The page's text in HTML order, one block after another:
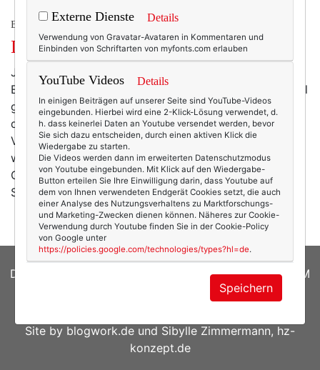
BEAUTY & FASHION
Der Chanel’sche Sommerstiefel.
Ja, es ist wahr: Dieser Winter nimmt und nimmt kein
Ende. Wer sich nun mittlerweile so sehr an seine Stiefel
gewöhnt hat, dass er auch im Sommer unmöglich
darauf verzichten kann - nun, für den hat Chanel was.
Voilà - le Sommerstiefel: Gefunden hier, in einer
wahren Wunderwelt an Schuhen. Dazu bei geeigneter
Gelegenheit mehr. Und höheren Temperaturen. (Foto:
Screenshot von www.chanel.com)
DATENSCHUTZERKLÄRUNG COOKIES|IMPRESSUM
| Susanne Ackstaller
Site by blogwork.de und Sibylle Zimmermann, hz-
konzept.de
Externe Dienste Details
Verwendung von Gravatar-Avataren in Kommentaren und
Einbinden von Schriftarten von myfonts.com erlauben
YouTube Videos Details
In einigen Beiträgen auf unserer Seite sind YouTube-Videos
eingebunden. Hierbei wird eine 2-Klick-Lösung verwendet, d.
h. dass keinerlei Daten an Youtube versendet werden, bevor
Sie sich dazu entscheiden, durch einen aktiven Klick die
Wiedergabe zu starten.
Die Videos werden dann im erweiterten Datenschutzmodus
von Youtube eingebunden. Mit Klick auf den Wiedergabe-
Button erteilen Sie Ihre Einwilligung darin, dass Youtube auf
dem von Ihnen verwendeten Endgerät Cookies setzt, die auch
einer Analyse des Nutzungsverhaltens zu Marktforschungs-
und Marketing-Zwecken dienen können. Näheres zur Cookie-
Verwendung durch Youtube finden Sie in der Cookie-Policy
von Google unter
https://policies.google.com/technologies/types?hl=de.
Speichern